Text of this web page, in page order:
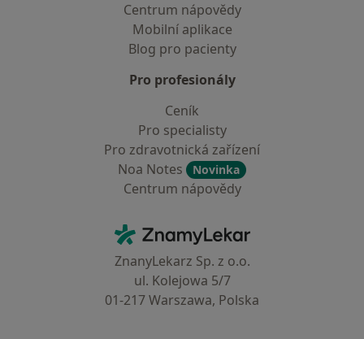
Centrum nápovědy
Mobilní aplikace
Blog pro pacienty
Pro profesionály
Ceník
Pro specialisty
Pro zdravotnická zařízení
Noa Notes
Novinka
Centrum nápovědy
ZnamyLekar - Hlavní stránka
ZnanyLekarz Sp. z o.o.
ul. Kolejowa 5/7
01-217 Warszawa, Polska